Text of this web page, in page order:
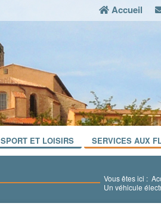
Accueil
SPORT ET LOISIRS SERVICES AUX
Vous êtes ici :
Un véhicule